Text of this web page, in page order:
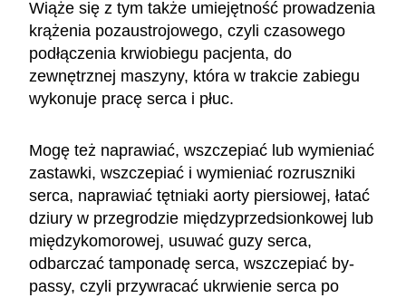
Wiąże się z tym także umiejętność prowadzenia
krążenia pozaustrojowego, czyli czasowego
podłączenia krwiobiegu pacjenta, do
zewnętrznej maszyny, która w trakcie zabiegu
wykonuje pracę serca i płuc.
Mogę też naprawiać, wszczepiać lub wymieniać
zastawki, wszczepiać i wymieniać rozruszniki
serca, naprawiać tętniaki aorty piersiowej, łatać
dziury w przegrodzie międzyprzedsionkowej lub
międzykomorowej, usuwać guzy serca,
odbarczać tamponadę serca, wszczepiać by-
passy, czyli przywracać ukrwienie serca po